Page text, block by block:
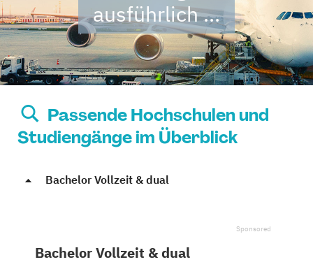
ausführlich ...
Passende Hochschulen und
Studiengänge im Überblick
Bachelor Vollzeit & dual
Bachelor Vollzeit & dual